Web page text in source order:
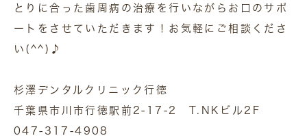
とりに合った歯周病の治療を行いながらお口のサポ
ートをさせていただきます！お気軽にご相談くださ
い(^^)♪
杉澤デンタルクリニック行徳
千葉県市川市行徳駅前2-17-2 T.NKビル2F
047-317-4908